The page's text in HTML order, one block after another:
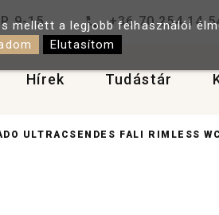
9-15 +36 70 254 14
Hírek Tudástár
ULTRACSENDES FALI RIMLESS
mellett a legjobb felhasználói
Elutasítom